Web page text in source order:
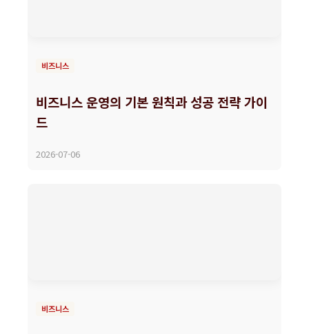
비즈니스
비즈니스 운영의 기본 원칙과 성공 전략 가이
드
2026-07-06
비즈니스